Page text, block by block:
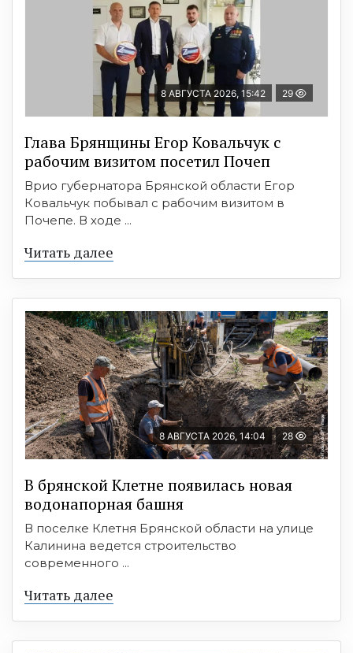
8 АВГУСТА 2026, 15:42 29
Глава Брянщины Егор Ковальчук с
рабочим визитом посетил Почеп
Врио губернатора Брянской области Егор
Ковальчук побывал с рабочим визитом в
Почепе. В ходе ...
Читать далее
8 АВГУСТА 2026, 14:04 28
В брянской Клетне появилась новая
водонапорная башня
В поселке Клетня Брянской области на улице
Калинина ведется строительство
современного ...
Читать далее